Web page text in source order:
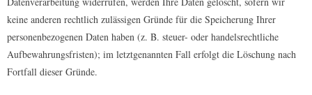
keine anderen rechtlich zulässigen Gründe für die Speicherung Ihrer
personenbezogenen Daten haben (z. B. steuer- oder handelsrechtliche
Aufbewahrungsfristen); im letztgenannten Fall erfolgt die Löschung nach
Fortfall dieser Gründe.